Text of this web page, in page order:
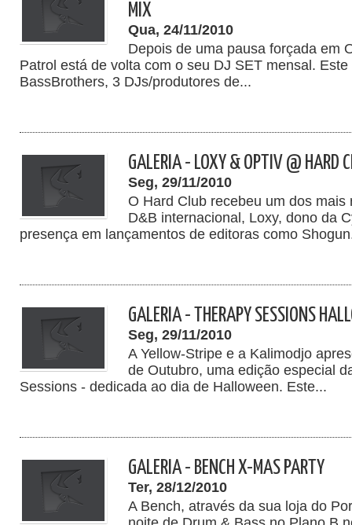
MIX
Qua, 24/11/2010
Depois de uma pausa forçada em
Patrol está de volta com o seu DJ SET mensal.
BassBrothers, 3 DJs/produtores de...
GALERIA - LOXY & OPTIV @ HARD
Seg, 29/11/2010
O Hard Club recebeu um dos mais
D&B internacional, Loxy, dono da
presença em lançamentos de editoras como
GALERIA - THERAPY SESSIONS
Seg, 29/11/2010
A Yellow-Stripe e a Kalimodjo
de Outubro, uma edição especial
Sessions - dedicada ao dia de Halloween. Este...
GALERIA - BENCH X-MAS PARTY
Ter, 28/12/2010
A Bench, através da sua loja do